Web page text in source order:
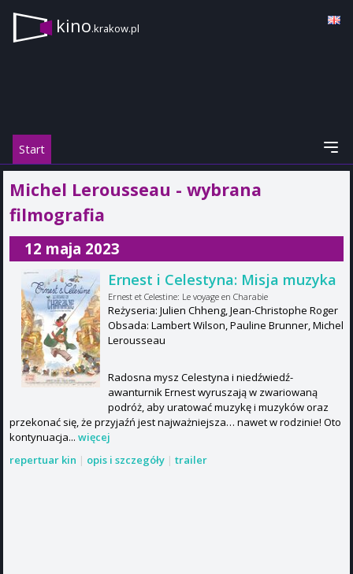
kino.krakow.pl
Start
Michel Lerousseau - wybrana
filmografia
12 maja 2023
Ernest i Celestyna: Misja muzyka
Ernest et Celestine: Le voyage en Charabie
Reżyseria: Julien Chheng, Jean-Christophe Roger
Obsada: Lambert Wilson, Pauline Brunner, Michel
Lerousseau
Radosna mysz Celestyna i niedźwiedź-
awanturnik Ernest wyruszają w zwariowaną
podróż, aby uratować muzykę i muzyków oraz
przekonać się, że przyjaźń jest najważniejsza… nawet w rodzinie! Oto
kontynuacja... więcej
repertuar kin | opis i szczegóły | trailer